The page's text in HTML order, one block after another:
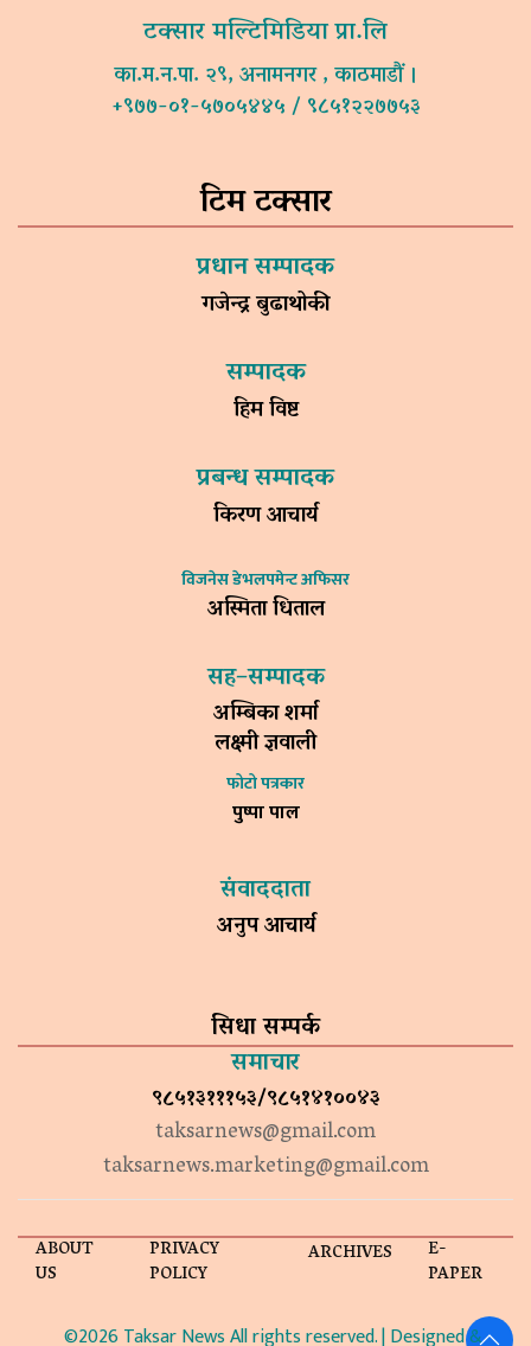
टक्सार मल्टिमिडिया प्रा.लि
का.म.न.पा. २९, अनामनगर , काठमाडौं ।
+९७७-०१-५७०५४४५ / ९८५१२२७७५३
टिम टक्सार
प्रधान सम्पादक
गजेन्द्र बुढाथोकी
सम्पादक
हिम विष्ट
प्रबन्ध सम्पादक
किरण आचार्य
विजनेस डेभलपमेन्ट अफिसर
अस्मिता धिताल
सह–सम्पादक
अम्बिका शर्मा
लक्ष्मी ज्ञवाली
फोटो पत्रकार
पुष्पा पाल
संवाददाता
अनुप आचार्य
सिधा सम्पर्क
समाचार
९८५१३१११५३/९८५१४१००४३
taksarnews@gmail.com
taksarnews.marketing@gmail.com
ABOUT
US
PRIVACY
POLICY
ARCHIVES E-
PAPER
©2026 Taksar News All rights reserved. | Designed &